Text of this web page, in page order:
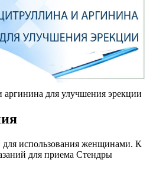
для улучшения эрекции
для использования женщинами. К
для приема Стендры